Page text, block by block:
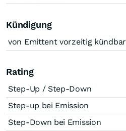
Kündigung
von Emittent vorzeitig kündbar
Rating
Step-Up / Step-Down
Step-up bei Emission
Step-Down bei Emission